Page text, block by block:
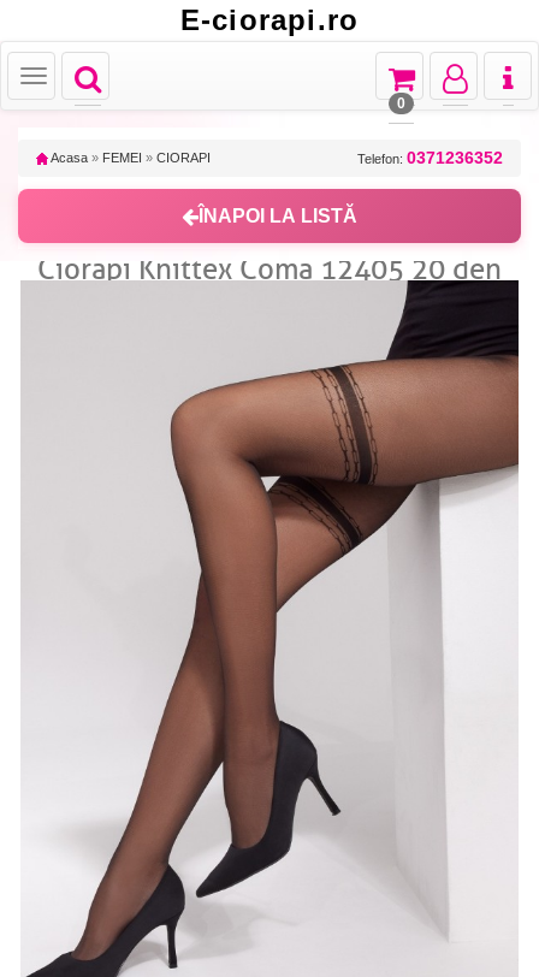
E-ciorapi.ro
Toggle
navigation
Toggle
Toggle
navigation
Toggle
navigation
Toggle
navigation
0
Acasa » FEMEI » CIORAPI Telefon: 0371236352
ÎNAPOI LA LISTĂ
Ciorapi Knittex Coma 12405 20 den